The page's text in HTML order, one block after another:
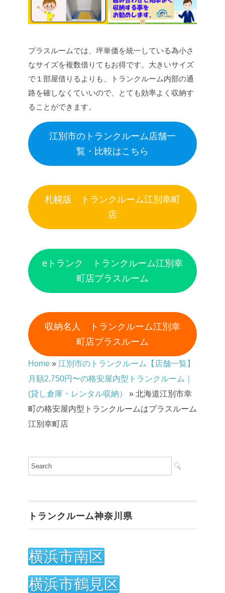
プラスルームでは、坪単価を統一している為小さ
なサイズを複数借りてもお得です。大きいサイズ
で１部屋借りるよりも、トランクルーム内部の通
路を確しなくていいので、とても効率よく収納す
ることができます。
江別市のトランクルーム店舗一
覧・比較はこちら
札幌版 トランクルーム江別幸町
店
eトランク トランクルーム江別幸
町店プラスルーム
収納名人 トランクルーム江別幸
町店プラスルーム
Home » 江別市のトランクルーム【店舗一覧】
月額2,750円〜の格安屋内型トランクルーム｜
(貸し倉庫・レンタル収納）
» 北海道江別市幸
町の格安屋内型トランクルームはプラスルーム
江別幸町店
トランクルーム神奈川県
横浜市南区
横浜市鶴見区